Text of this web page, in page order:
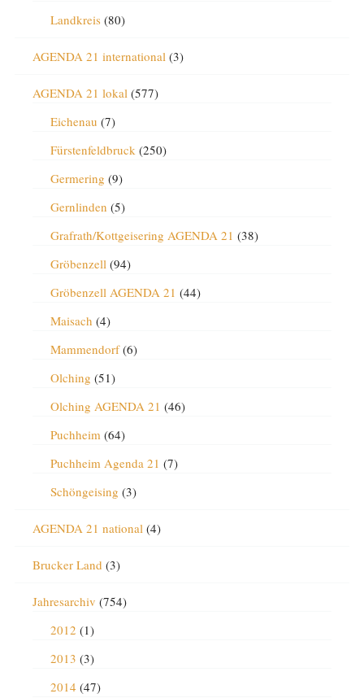
Landkreis(80)
AGENDA 21 international (3)
AGENDA 21 lokal (577)
Eichenau (7)
Fürstenfeldbruck (250)
Germering (9)
Gernlinden (5)
Grafrath/Kottgeisering AGENDA 21 (38)
Gröbenzell (94)
Gröbenzell AGENDA 21 (44)
Maisach (4)
Mammendorf(6)
Olching (51)
Olching AGENDA 21 (46)
Puchheim (64)
Puchheim Agenda 21 (7)
Schöngeising (3)
AGENDA 21 national (4)
Brucker Land (3)
Jahresarchiv (754)
2012 (1)
2013 (3)
2014 (47)